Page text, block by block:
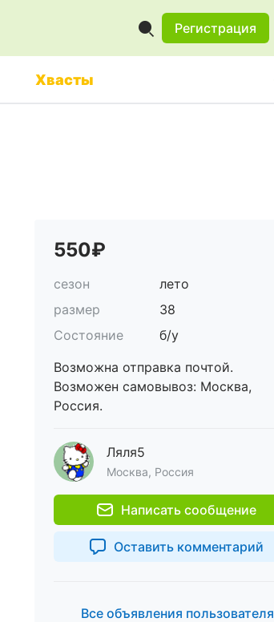
Регистрация
Хвасты
550₽
сезон
лето
размер
38
Состояние
б/у
Возможна отправка почтой.
Возможен самовывоз: Москва,
Россия.
Ляля5
Москва, Россия
Написать сообщение
Оставить комментарий
Все объявления пользователя